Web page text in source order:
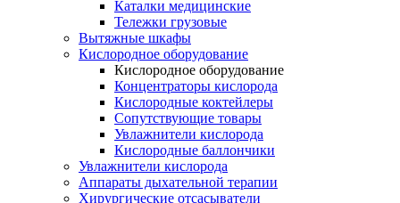
Каталки медицинские
Тележки грузовые
Вытяжные шкафы
Кислородное оборудование
Кислородное оборудование
Концентраторы кислорода
Кислородные коктейлеры
Сопутствующие товары
Увлажнители кислорода
Кислородные баллончики
Увлажнители кислорода
Аппараты дыхательной терапии
Хирургические отсасыватели